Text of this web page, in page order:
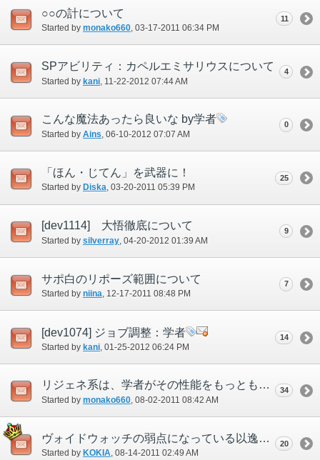
○○の計について
Started by monako660‎, 03-17-2011 06:34 PM
11
SPアビリティ：カペルエミサリウスについて
Started by kani ‎, 11-22-2012 07:44 AM
4
こんな魔法あったら良いな by学者
Started by Ains‎, 06-10-2012 07:07 AM
0
「ほん・じてん」を武器に！
Started by Diska‎, 03-20-2011 05:39 PM
25
[dev1114] 大悟徹底について
Started by silverray ‎, 04-20-2012 01:39 AM
9
サポ白のリポーズ範囲について
Started by niina‎, 12-17-2011 08:48 PM
7
[dev1074] ジョブ調整：学者
Started by kani ‎, 01-25-2012 06:24 PM
14
リジェネ系は、学者がその性能をもっとも引き出せるように検討
Started by monako660‎, 08-02-2011 08:42 AM
34
ヴォイドウォッチの弱点になっている以逸待労の計について
Started by KOKIA‎, 08-14-2011 02:49 AM
20